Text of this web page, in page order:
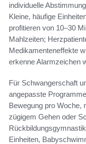
individuelle
Kleine, häufige
profitieren von 10–30
Mahlzeiten;
Medikamenteneffekte
erkenne Alarmzeichen
Für Schwangerschaft
angepasste
Bewegung pro Woche,
zügigem Gehen oder
Einheiten,